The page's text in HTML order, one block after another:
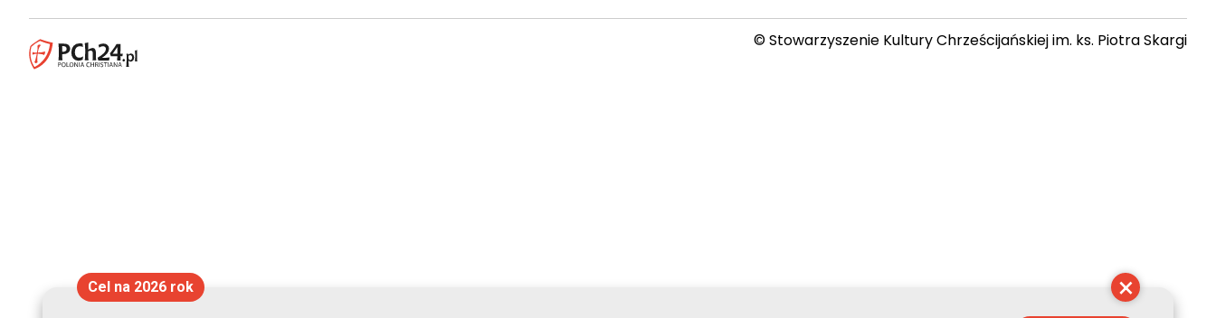
© Stowarzyszenie Kultury Chrześcijańskiej im. ks. Piotra Skargi
×
Cel na 2026 rok